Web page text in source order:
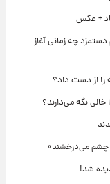
+ عکس
دستمزد چه زمانی آغاز
را از دست داد؟
خالی نگه می‌دارند؟
چشم می‌درخشند»